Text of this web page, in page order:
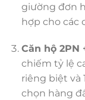
giường đơn
hợp cho các
Căn hộ 2PN
chiếm tỷ lệ
riêng biệt và
chọn hàng